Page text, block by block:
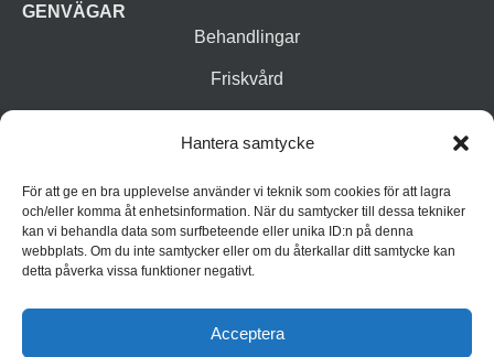
Hantera samtycke
För att ge en bra upplevelse använder vi teknik som cookies för att lagra
och/eller komma åt enhetsinformation. När du samtycker till dessa tekniker
kan vi behandla data som surfbeteende eller unika ID:n på denna
webbplats. Om du inte samtycker eller om du återkallar ditt samtycke kan
detta påverka vissa funktioner negativt.
Acceptera
GENVÄGAR
Behandlingar
Friskvård
Inspiration